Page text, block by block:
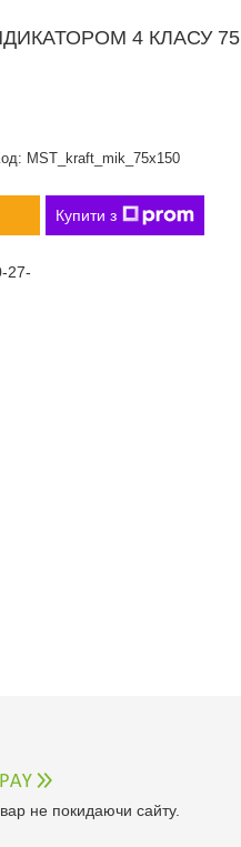
4 КЛАСУ
MST_kraft_mik_75x150
Купити з
27-
не покидаючи сайту.